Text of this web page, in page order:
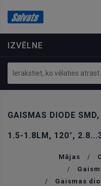
IZVĒLNE
PROFILS
Ielogoties
Izveidot
GAISMAS DIODE
1.5-1.8LM, 120°,
Mājas /
/
/
Gaismas